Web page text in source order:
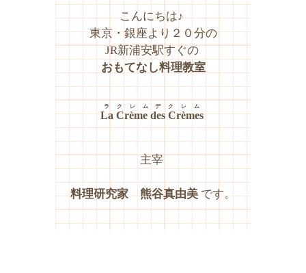
こんにちは♪
東京・銀座より２０分の
JR新浦安駅すぐの
おもてなし料理教室
La Crème des Crèmes
ラクレムデクレム
主宰
料理研究家 熊谷真由美 です。